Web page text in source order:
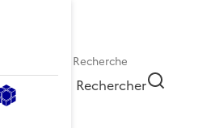
Rechercher